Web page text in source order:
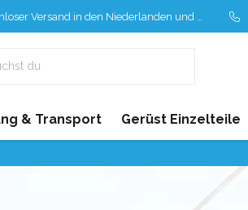
Versand in den Niederlanden und Belgien
& Transport Gerüst Einzelteile